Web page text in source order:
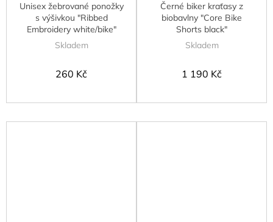
Unisex žebrované ponožky
s výšivkou "Ribbed
Embroidery white/bike"
Skladem
260 Kč
Černé biker kraťasy z
biobavlny "Core Bike
Shorts black"
Skladem
1 190 Kč